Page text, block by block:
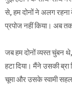
से, हम दोनों ने अलग
प्रपोज नहीं किया। अब
जब हम दोनों व्यस्त चुंबन
हटा दिया। मैंने उसकी
चूमा और उसके स्वामी